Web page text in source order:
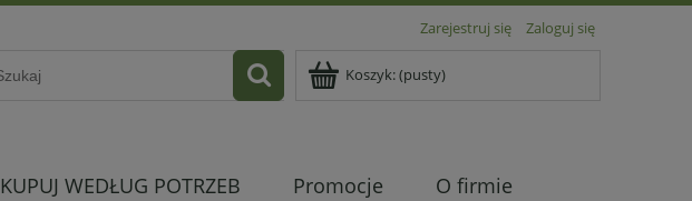
Zarejestruj się Zaloguj się
Koszyk:(pusty)
KUPUJ WEDŁUG POTRZEB Promocje O firmie